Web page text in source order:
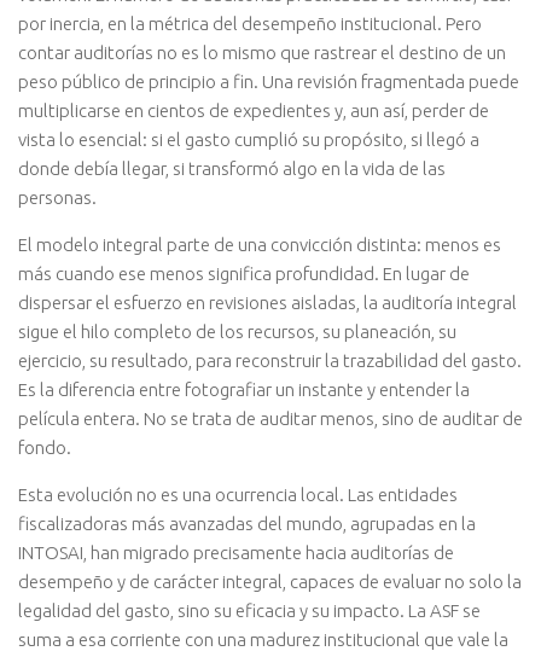
por inercia, en la métrica del desempeño institucional. Pero
contar auditorías no es lo mismo que rastrear el destino de un
peso público de principio a fin. Una revisión fragmentada puede
multiplicarse en cientos de expedientes y, aun así, perder de
vista lo esencial: si el gasto cumplió su propósito, si llegó a
donde debía llegar, si transformó algo en la vida de las
personas.
El modelo integral parte de una convicción distinta: menos es
más cuando ese menos significa profundidad. En lugar de
dispersar el esfuerzo en revisiones aisladas, la auditoría integral
sigue el hilo completo de los recursos, su planeación, su
ejercicio, su resultado, para reconstruir la trazabilidad del gasto.
Es la diferencia entre fotografiar un instante y entender la
película entera. No se trata de auditar menos, sino de auditar de
fondo.
Esta evolución no es una ocurrencia local. Las entidades
fiscalizadoras más avanzadas del mundo, agrupadas en la
INTOSAI, han migrado precisamente hacia auditorías de
desempeño y de carácter integral, capaces de evaluar no solo la
legalidad del gasto, sino su eficacia y su impacto. La ASF se
suma a esa corriente con una madurez institucional que vale la